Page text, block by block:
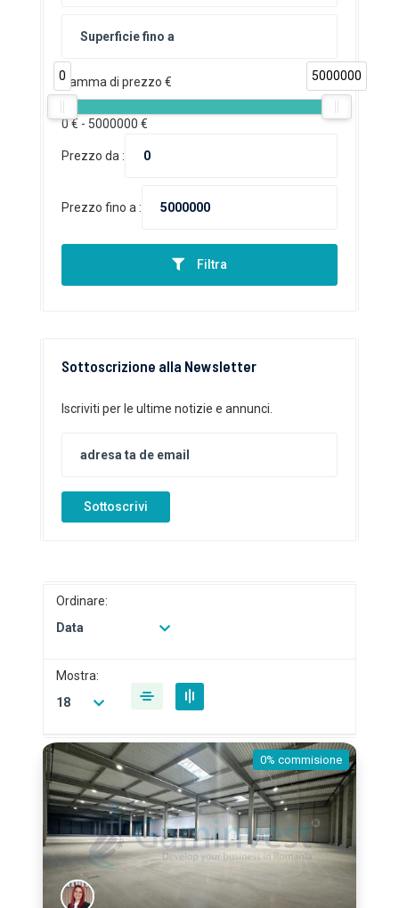
Gamma di prezzo €
0 5000000
0€ - 5000000 €
Prezzo da :
Prezzo fino a :
Filtra
Sottoscrizione alla Newsletter
Iscriviti per le ultime notizie e annunci.
Sottoscrivi
Ordinare:
Data
Mostra:
18
0% commisione